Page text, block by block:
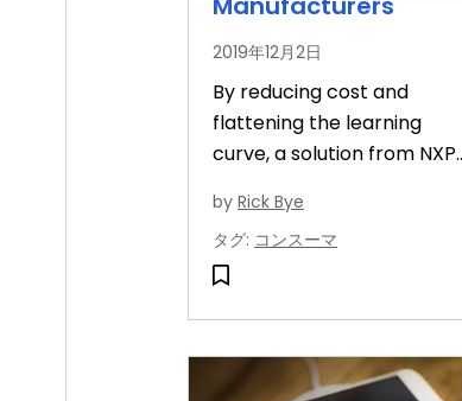
2019年12月2日
By reducing cost and
flattening the learning
curve, a solution from NXP
rapid growth of products
with Alexa built-in.
by Rick Bye
タグ: コンスーマ